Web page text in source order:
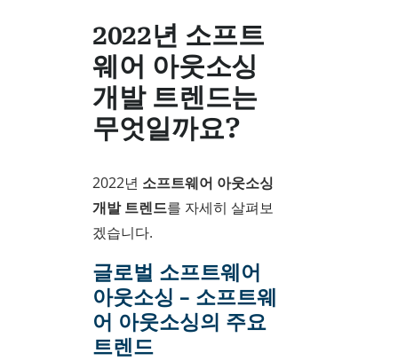
2022년 소프트
웨어 아웃소싱
개발 트렌드는
무엇일까요?
2022년 소프트웨어 아웃소싱
개발 트렌드를 자세히 살펴보
겠습니다.
글로벌 소프트웨어
아웃소싱 – 소프트웨
어 아웃소싱의 주요
트렌드